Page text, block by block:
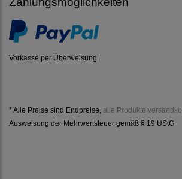
Vorkasse per Überweisung
* Alle Preise sind Endpreise, alle Produkte
Ausweisung der Mehrwertsteuer gemäß § 19 UStG